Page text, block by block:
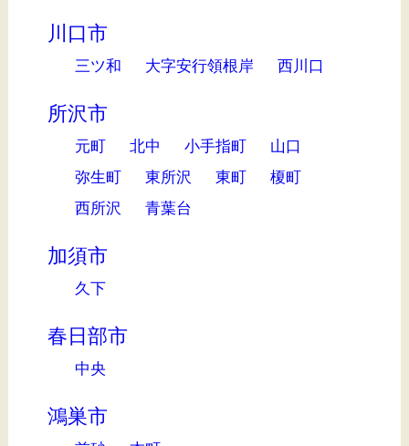
川口市
三ツ和 大字安行領根岸 西川口
所沢市
元町 北中 小手指町
山口
弥生町
東所沢 東町
榎町
西所沢
青葉台
加須市
久下
春日部市
中央
鴻巣市